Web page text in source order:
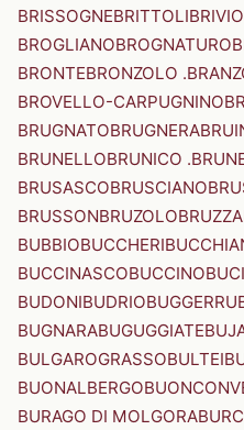
BRISSOGNEBRITTOLIBRIVIO
BROGLIANOBROGNATURO
BRONTEBRONZOLO
BROVELLO-CARPUGNINO
BRUGNATOBRUGNERA
BRUNELLOBRUNICO
BRUSASCOBRUSCIANO
BRUSSONBRUZOLO
BUBBIOBUCCHERI
BUCCINASCOBUCCINO
BUDONIBUDRIOBUGGERRU
BUGNARABUGUGGIATE
BULGAROGRASSOBULTEI
BUONALBERGO
BURAGO DI MOLGORA